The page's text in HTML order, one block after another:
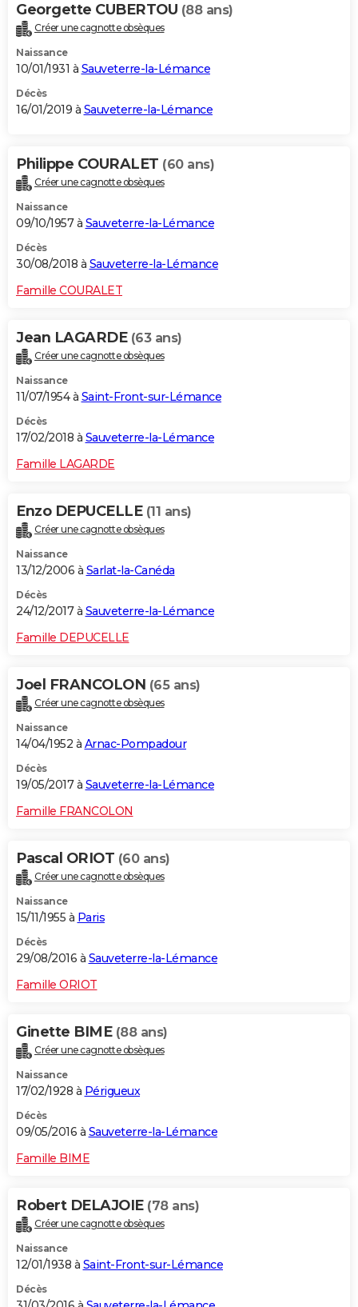
Georgette CUBERTOU (88 ans)
Créer une cagnotte obsèques
Naissance
10/01/1931 à Sauveterre-la-Lémance
Décès
16/01/2019 à Sauveterre-la-Lémance
Philippe COURALET (60 ans)
Créer une cagnotte obsèques
Naissance
09/10/1957 à Sauveterre-la-Lémance
Décès
30/08/2018 à Sauveterre-la-Lémance
Famille COURALET
Jean LAGARDE (63 ans)
Créer une cagnotte obsèques
Naissance
11/07/1954 à Saint-Front-sur-Lémance
Décès
17/02/2018 à Sauveterre-la-Lémance
Famille LAGARDE
Enzo DEPUCELLE (11 ans)
Créer une cagnotte obsèques
Naissance
13/12/2006 à Sarlat-la-Canéda
Décès
24/12/2017 à Sauveterre-la-Lémance
Famille DEPUCELLE
Joel FRANCOLON (65 ans)
Créer une cagnotte obsèques
Naissance
14/04/1952 à Arnac-Pompadour
Décès
19/05/2017 à Sauveterre-la-Lémance
Famille FRANCOLON
Pascal ORIOT (60 ans)
Créer une cagnotte obsèques
Naissance
15/11/1955 à Paris
Décès
29/08/2016 à Sauveterre-la-Lémance
Famille ORIOT
Ginette BIME (88 ans)
Créer une cagnotte obsèques
Naissance
17/02/1928 à Périgueux
Décès
09/05/2016 à Sauveterre-la-Lémance
Famille BIME
Robert DELAJOIE (78 ans)
Créer une cagnotte obsèques
Naissance
12/01/1938 à Saint-Front-sur-Lémance
Décès